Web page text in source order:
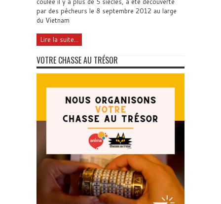
par des pêcheurs le 8 septembre 2012 au large
du Vietnam
Lire la suite...
VOTRE CHASSE AU TRÉSOR